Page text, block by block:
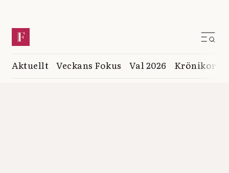
Aktuellt Veckans Fokus Val 2026 Krönikor